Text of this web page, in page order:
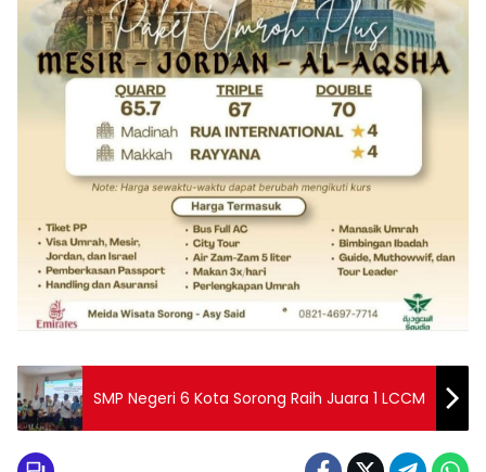
SMP Negeri 6 Kota Sorong Raih Juara 1 LCCM